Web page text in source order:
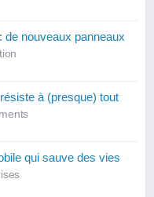
de nouveaux panneaux
à (presque) tout
qui sauve des vies